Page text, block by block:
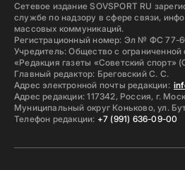
Сетевое издание SOVSPORT RU
службе по надзору в сфере связи,
массовых коммуникаций.
Регистрационный номер: Эл № ФС 77-
Учредитель: Общество с ограниченной
«Редакция газеты «Советский спорт»
Главный редактор: Бреговский С. С.
Адрес электронной почты редакции:
Адрес редакции: 117342, Россия, г.
Муниципальный округ Коньково, ул.
Телефон редакции: +7 (991) 636-09-00